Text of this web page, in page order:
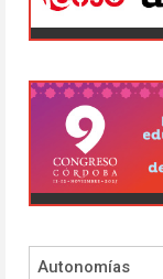
Autonomías